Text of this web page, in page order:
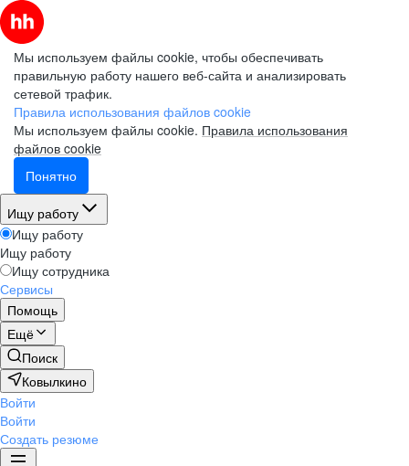
Мы используем файлы cookie, чтобы обеспечивать
правильную работу нашего веб-сайта и анализировать
сетевой трафик.
Правила использования файлов cookie
Мы используем файлы cookie. Правила использования
файлов cookie
Понятно
Ищу работу
Ищу работу
Ищу работу
Ищу сотрудника
Сервисы
Помощь
Ещё
Поиск
Ковылкино
Войти
Войти
Создать резюме